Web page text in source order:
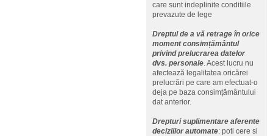
care sunt indeplinite conditiile
prevazute de lege
Dreptul de a vă retrage în orice
moment consimțământul
privind prelucrarea datelor
dvs. personale. Acest lucru nu
afectează legalitatea oricărei
prelucrări pe care am efectuat-o
deja pe baza consimțământului
dat anterior.
Drepturi suplimentare aferente
deciziilor automate: poti cere si